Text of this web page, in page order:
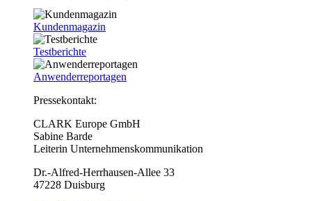
Kundenmagazin
Testberichte
Anwenderreportagen
Pressekontakt:
CLARK Europe GmbH
Sabine Barde
Leiterin Unternehmenskommunikation
Dr.-Alfred-Herrhausen-Allee 33
47228 Duisburg